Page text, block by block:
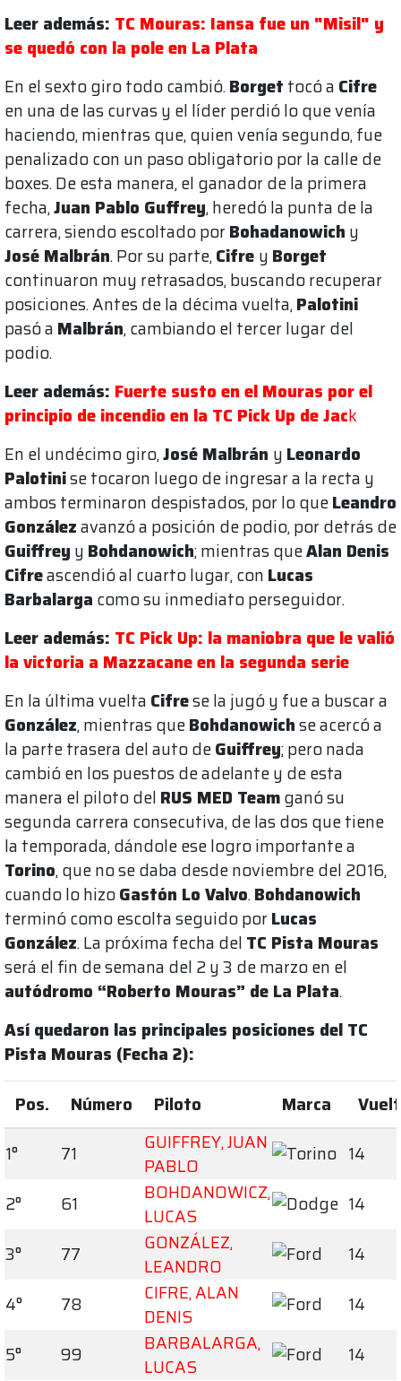
Leer además: TC Mouras: Iansa fue un "Misil" y
se quedó con la pole en La Plata
En el sexto giro todo cambió.Borget tocó a Cifre
en una de las curvas y el líder perdió lo que venía
haciendo, mientras que, quien venía segundo, fue
penalizado con un paso obligatorio por la calle de
boxes. De esta manera, el ganador de la primera
fecha,Juan Pablo Guffrey, heredó la punta de la
carrera, siendo escoltado porBohadanowich y
José Malbrán. Por su parte,Cifre y Borget
continuaron muy retrasados, buscando recuperar
posiciones. Antes de la décima vuelta,Palotini
pasó a Malbrán, cambiando el tercer lugar del
podio.
Leer además: Fuerte susto en el Mouras por el
principio de incendio en la TC Pick Up de Jack
En el undécimo giro,José Malbrán y Leonardo
Palotinise tocaron luego de ingresar a la recta y
ambos terminaron despistados, por lo queLeandro
Gonzálezavanzó a posición de podio, por detrás de
Guiffrey y Bohdanowich; mientras queAlan Denis
Cifreascendió al cuarto lugar, con Lucas
Barbalarga como su inmediato perseguidor.
Leer además: TC Pick Up: la maniobra que le valió
la victoria a Mazzacane en la segunda serie
En la última vuelta Cifrese la jugó y fue a buscar a
González, mientras queBohdanowichse acercó a
la parte trasera del auto deGuiffrey; pero nada
cambió en los puestos de adelante y de esta
manera el piloto del RUS MED Teamganó su
segunda carrera consecutiva, de las dos que tiene
la temporada, dándole ese logro importante a
Torino, que no se daba desde noviembre del 2016,
cuando lo hizoGastón Lo Valvo.Bohdanowich
terminó como escolta seguido porLucas
González. La próxima fecha del TC Pista Mouras
será el fin de semana del 2 y 3 de marzo en el
autódromo “Roberto Mouras” de La Plata.
Así quedaron las principales posiciones del TC
Pista Mouras (Fecha 2):
Pos.
Número Piloto Marca
1°
71
GUIFFREY, JUAN
PABLO
14
2°
61
BOHDANOWICZ,
LUCAS
14
3°
77
GONZÁLEZ,
LEANDRO
14
4°
78
CIFRE, ALAN
DENIS
14
5°
99
BARBALARGA,
LUCAS
14